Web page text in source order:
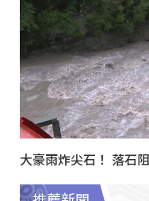
大豪雨炸尖石！ 落石